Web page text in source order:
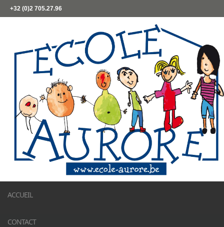
+32 (0)2 705.27.96
ACCUEIL
CONTACT